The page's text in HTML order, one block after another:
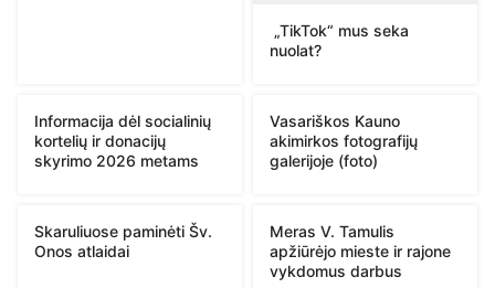
„TikTok“ mus seka
nuolat?
Informacija dėl socialinių
kortelių ir donacijų
skyrimo 2026 metams
Vasariškos Kauno
akimirkos fotografijų
galerijoje (foto)
Skaruliuose paminėti Šv.
Onos atlaidai
Meras V. Tamulis
apžiūrėjo mieste ir rajone
vykdomus darbus